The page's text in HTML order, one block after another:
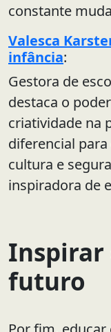
constante
Valesca
infância:
Gestora de
destaca o
criatividade na
diferencial
cultura e
inspiradora de
Inspirar
futuro